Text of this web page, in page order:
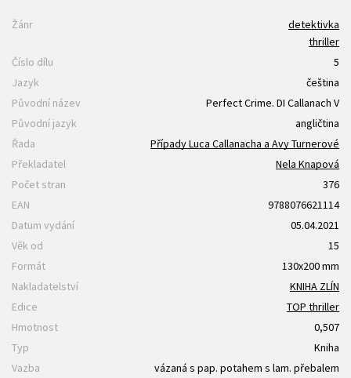
Žánr
detektivka
thriller
Číslo dílu
5
Jazyk
čeština
Původní název
Perfect Crime. DI Callanach V
Původní jazyk
angličtina
Řada
Případy Luca Callanacha a Avy Turnerové
Překladatel
Nela Knapová
Počet stran
376
EAN
9788076621114
Datum vydání
05.04.2021
Věk od
15
Formát
130x200 mm
Nakladatelství
KNIHA ZLÍN
Edice
TOP thriller
Hmotnost
0,507
Typ
Kniha
Vazba
vázaná s pap. potahem s lam. přebalem